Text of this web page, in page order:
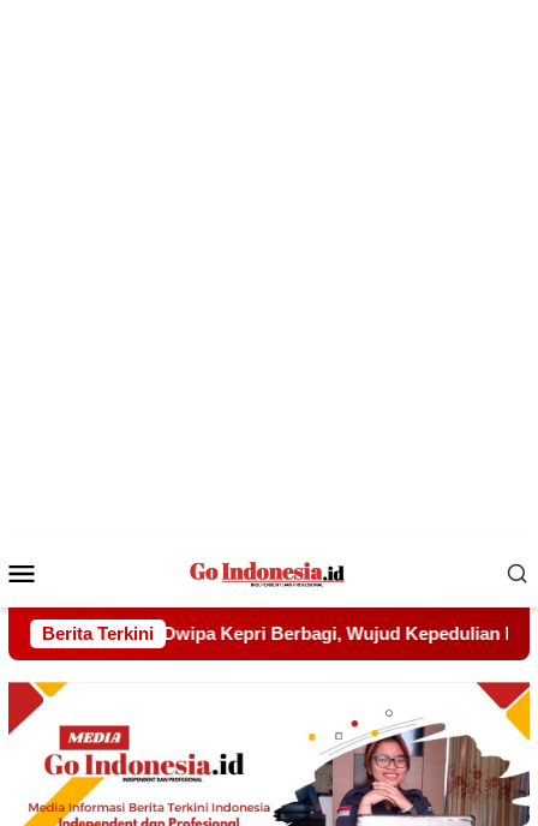
Mobile
Berita Terkini
Kepedulian kepada Pondok Tahfidz Yatim dan Dhuafa Al-